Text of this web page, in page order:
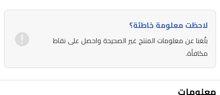
مع
تغذية
خصلات
شعرك.
صُمم
هذا
لاحظت معلومة خاطئة؟
بلّغنا عن معلومات المنتج غير الصحيحة واحصل على نقاط
مكافأة.
معلومات